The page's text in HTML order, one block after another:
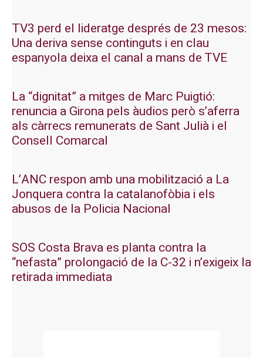
TV3 perd el lideratge després de 23 mesos:
Una deriva sense continguts i en clau
espanyola deixa el canal a mans de TVE
La “dignitat” a mitges de Marc Puigtió:
renuncia a Girona pels àudios però s’aferra
als càrrecs remunerats de Sant Julià i el
Consell Comarcal
L’ANC respon amb una mobilització a La
Jonquera contra la catalanofòbia i els
abusos de la Policia Nacional
SOS Costa Brava es planta contra la
“nefasta” prolongació de la C-32 i n’exigeix la
retirada immediata